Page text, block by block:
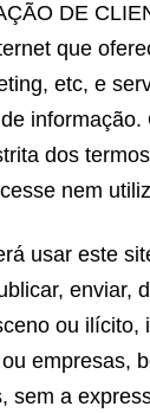
DE
que
etc, e
dos
nem
usar este
enviar,
ou ilícito,
empresas,
sem a